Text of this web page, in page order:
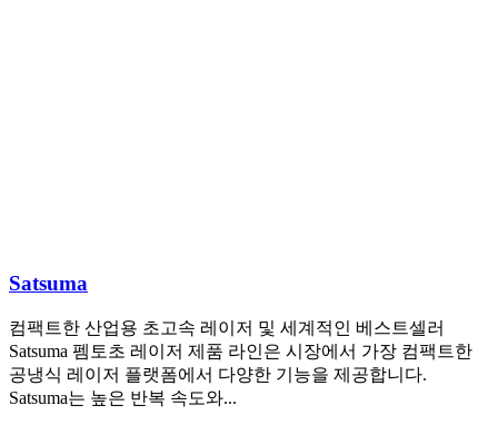
Satsuma
컴팩트한 산업용 초고속 레이저 및 세계적인 베스트셀러
Satsuma 펨토초 레이저 제품 라인은 시장에서 가장 컴팩트한
공냉식 레이저 플랫폼에서 다양한 기능을 제공합니다.
Satsuma는 높은 반복 속도와...